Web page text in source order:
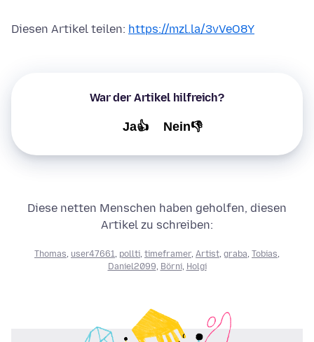
Diesen Artikel teilen: https://mzl.la/3vVeO8Y
War der Artikel hilfreich?
Ja👍 Nein👎
Diese netten Menschen haben geholfen, diesen
Artikel zu schreiben:
Thomas user47661 pollti timeframer, Artist graba Tobias
Daniel2099 Börni, Holgi